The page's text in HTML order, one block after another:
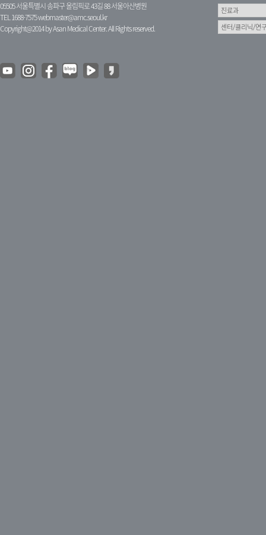
05505 서울특별시 송파구 올림픽로 43길 88 서울아산병원
TEL 1688-7575webmaster@amc.seoul.kr
Copyright@2014 by Asan Medical Center. All Rights reserved.